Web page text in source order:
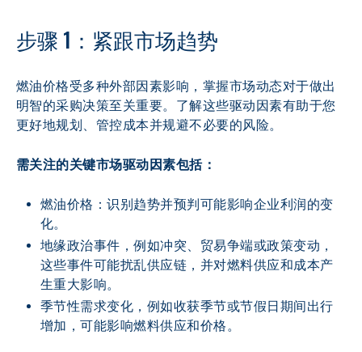
步骤 1：紧跟市场趋势
燃油价格受多种外部因素影响，掌握市场动态对于做出
明智的采购决策至关重要。了解这些驱动因素有助于您
更好地规划、管控成本并规避不必要的风险。
需关注的关键市场驱动因素包括：
燃油价格：识别趋势并预判可能影响企业利润的变
化。
地缘政治事件，例如冲突、贸易争端或政策变动，
这些事件可能扰乱供应链，并对燃料供应和成本产
生重大影响。
季节性需求变化，例如收获季节或节假日期间出行
增加，可能影响燃料供应和价格。